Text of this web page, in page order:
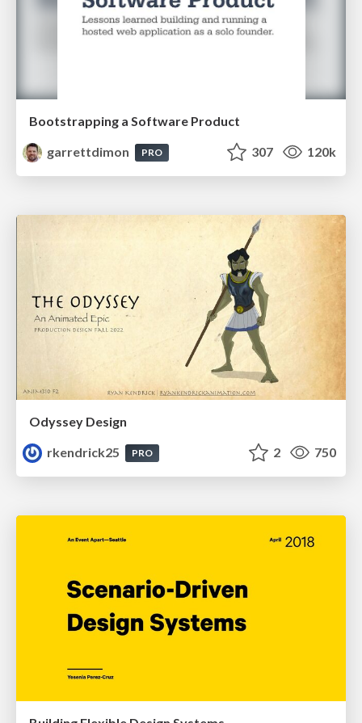
Bootstrapping a Software Product
garrettdimon
PRO 307 120k
Odyssey Design
rkendrick25
PRO 2 750